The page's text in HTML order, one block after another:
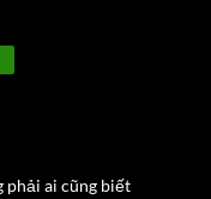
phải ai cũng biết